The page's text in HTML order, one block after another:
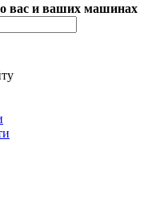
вас и ваших машинах